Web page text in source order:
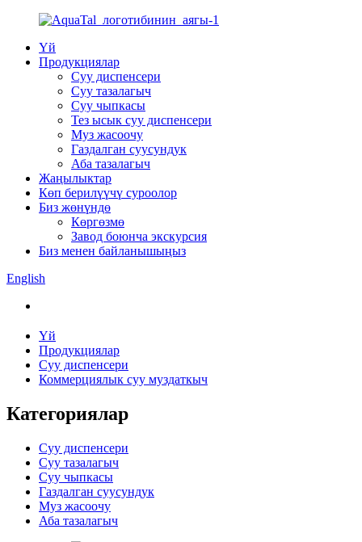
Үй
Продукциялар
Суу диспенсери
Суу тазалагыч
Суу чыпкасы
Тез ысык суу диспенсери
Муз жасоочу
Газдалган суусундук
Аба тазалагыч
Жаңылыктар
Көп берилүүчү суроолор
Биз жөнүндө
Көргөзмө
Завод боюнча экскурсия
Биз менен байланышыңыз
English
Үй
Продукциялар
Суу диспенсери
Коммерциялык суу муздаткыч
Категориялар
Суу диспенсери
Суу тазалагыч
Суу чыпкасы
Газдалган суусундук
Муз жасоочу
Аба тазалагыч